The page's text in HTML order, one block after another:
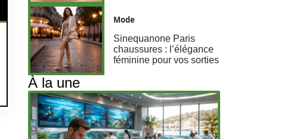
Mode
Sinequanone Paris
chaussures : l’élégance
féminine pour vos sorties
À la une